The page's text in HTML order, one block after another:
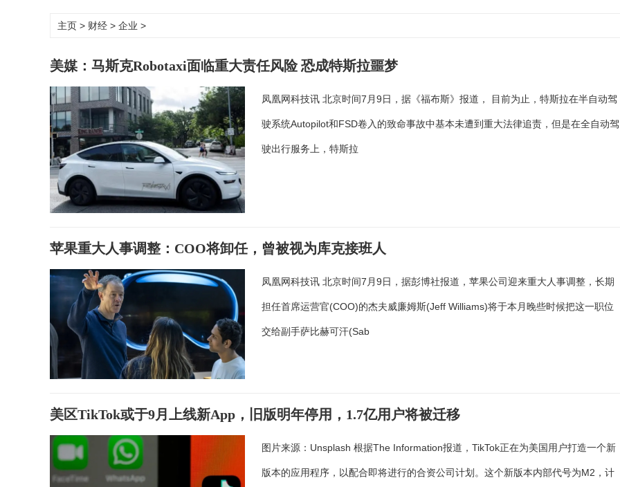
主页 > 财经 > 企业 >
美媒：马斯克Robotaxi面临重大责任风险 恐成特斯拉噩梦
凤凰网科技讯 北京时间7月9日，据《福布斯》报道， 目前为止，特斯拉在半自动驾
驶系统Autopilot和FSD卷入的致命事故中基本未遭到重大法律追责，但是在全自动驾
驶出行服务上，特斯拉
苹果重大人事调整：COO将卸任，曾被视为库克接班人
凤凰网科技讯 北京时间7月9日，据彭博社报道，苹果公司迎来重大人事调整，长期
担任首席运营官(COO)的杰夫威廉姆斯(Jeff Williams)将于本月晚些时候把这一职位
交给副手萨比赫可汗(Sab
美区TikTok或于9月上线新App，旧版明年停用，1.7亿用户将被迁移
图片来源：Unsplash 根据The Information报道，TikTok正在为美国用户打造一个新
版本的应用程序，以配合即将进行的合资公司计划。这个新版本内部代号为M2，计